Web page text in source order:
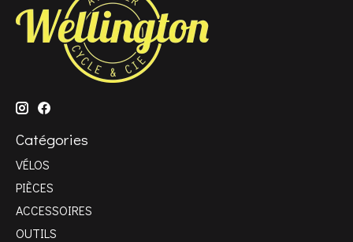
Catégories
VÉLOS
PIÈCES
ACCESSOIRES
OUTILS